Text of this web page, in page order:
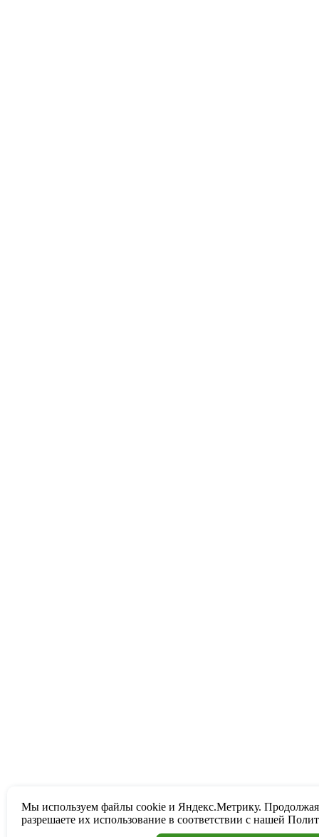
Мы используем файлы cookie и Яндекс.Метрику.
разрешаете их использование в соответствии с нашей